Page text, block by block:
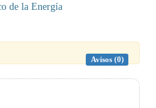
de la Energía
Avisos (0)